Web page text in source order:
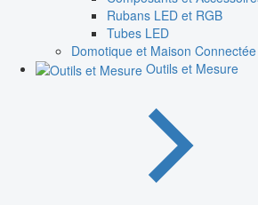
Rubans LED et RGB
Tubes LED
Domotique et Maison Connectée
Outils et Mesure